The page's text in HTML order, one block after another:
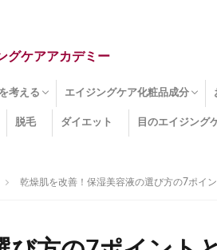
グケアアカデミー
考える
グケア化粧品
ーム
リーム
マスク
線化粧品
ン化粧品
粧品
レンジング
ンワン化粧品
化粧品
エイジングケア化粧品成分
エイジングケア化粧品(成分)
セラミド
ネオダーミル
プロテオグリカン
ビタミンC誘導体
コラーゲン
その他の化粧品成分
脱毛 ダイエット 目のエイジング
乾燥肌を改善！保湿美容液の選び方の7ポイ